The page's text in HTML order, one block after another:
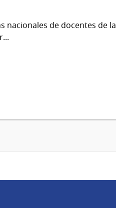
nacionales de docentes de la